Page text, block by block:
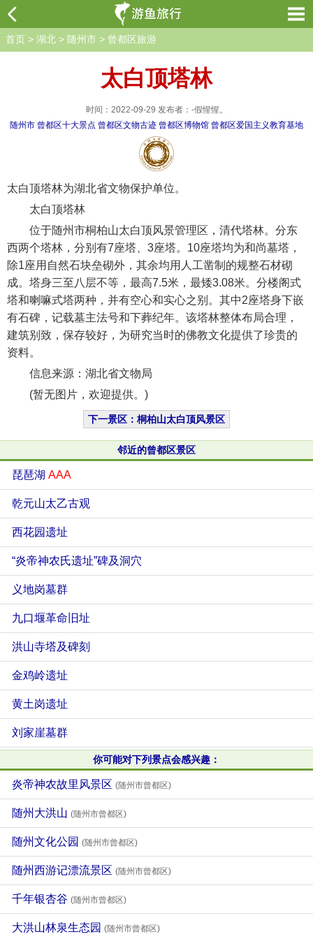
首页 > 湖北 > 随州市 > 曾都区旅游
太白顶塔林
时间：2022-09-29 发布者：-假惺惺。
随州市 曾都区十大景点 曾都区文物古迹 曾都区博物馆 曾都区爱国主义教育基地
太白顶塔林为湖北省文物保护单位。
太白顶塔林
位于随州市桐柏山太白顶风景管理区，清代塔林。分东
西两个塔林，分别有7座塔、3座塔。10座塔均为和尚墓塔，
除1座用自然石块垒砌外，其余均用人工凿制的规整石材砌
成。塔身三至八层不等，最高7.5米，最矮3.08米。分楼阁式
塔和喇嘛式塔两种，并有空心和实心之别。其中2座塔身下嵌
有石碑，记载墓主法号和下葬纪年。该塔林整体布局合理，
建筑别致，保存较好，为研究当时的佛教文化提供了珍贵的
资料。
信息来源：湖北省文物局
(暂无图片，欢迎提供。)
下一景区：桐柏山太白顶风景区
邻近的曾都区景区
琵琶湖 AAA
乾元山太乙古观
西花园遗址
“炎帝神农氏遗址”碑及洞穴
义地岗墓群
九口堰革命旧址
洪山寺塔及碑刻
金鸡岭遗址
黄土岗遗址
刘家崖墓群
你可能对下列景点会感兴趣：
炎帝神农故里风景区 (随州市曾都区)
随州大洪山 (随州市曾都区)
随州文化公园 (随州市曾都区)
随州西游记漂流景区 (随州市曾都区)
千年银杏谷 (随州市曾都区)
大洪山林泉生态园 (随州市曾都区)